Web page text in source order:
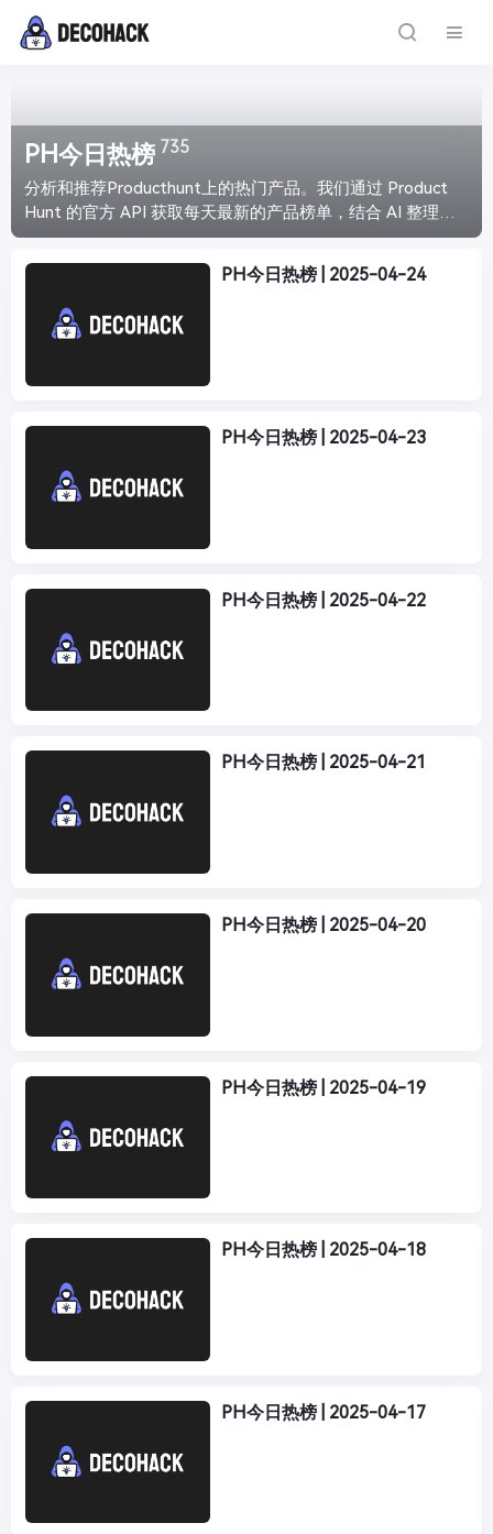
PH今日热榜 735
分析和推荐Producthunt上的热门产品。我们通过 Product
Hunt 的官方 API 获取每天最新的产品榜单，结合 AI 整理分
析，给你带来最直观的产品介绍，让你能够快速浏览最新最
火爆的产品趋势。每天下午4点准时更新。
PH今日热榜 | 2025-04-24
PH今日热榜 | 2025-04-23
PH今日热榜 | 2025-04-22
PH今日热榜 | 2025-04-21
PH今日热榜 | 2025-04-20
PH今日热榜 | 2025-04-19
PH今日热榜 | 2025-04-18
PH今日热榜 | 2025-04-17